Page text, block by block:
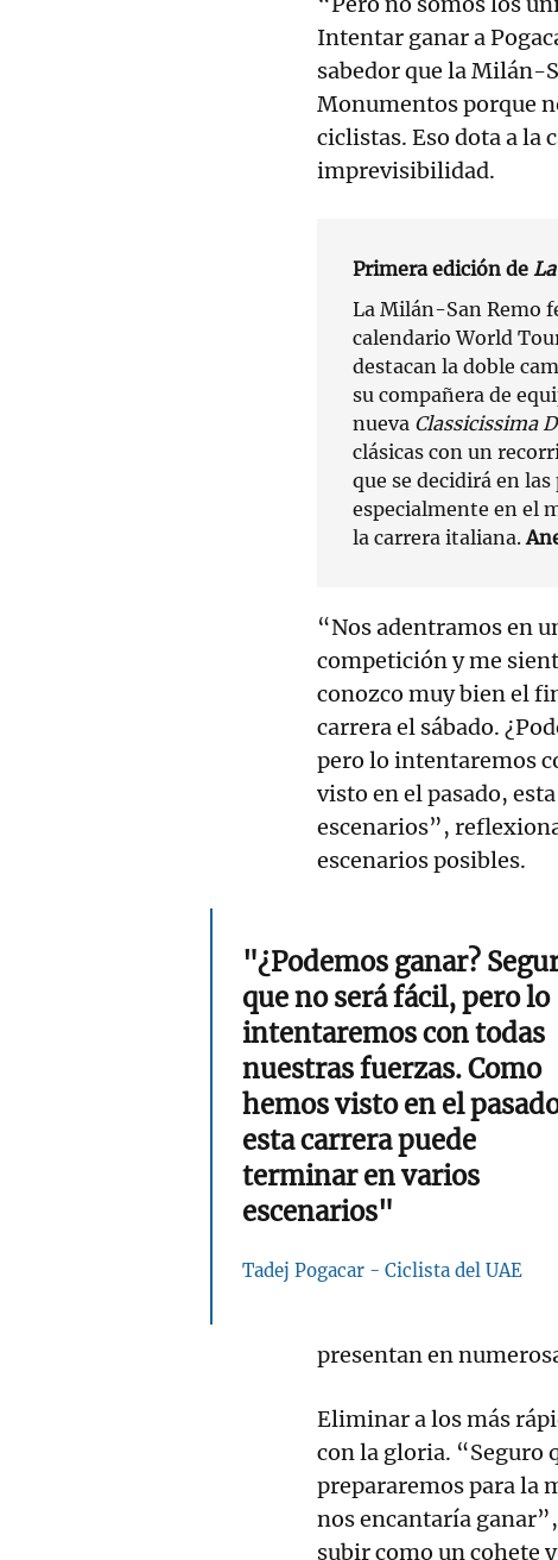
Intentar ganar a
sabedor que la Milán-
Monumentos porque
ciclistas. Eso dota a la
imprevisibilidad.
Primera edición de
La Milán-San Remo
calendario World
destacan la doble
su compañera de
nueva Classicissima
clásicas con un
que se decidirá en
especialmente en el
la carrera italiana.
“Nos adentramos en
competición y me
conozco muy bien el
carrera el sábado.
pero lo intentaremos
visto en el pasado,
escenarios”,
escenarios posibles.
"¿Podemos ganar?
que no será fácil, pero lo
intentaremos con todas
nuestras fuerzas. Como
hemos visto en el
esta carrera puede
terminar en varios
escenarios"
Tadej Pogacar - Ciclista del UAE
presentan en
Eliminar a los más
con la gloria. “Seguro
prepararemos para la
nos encantaría
subir como un cohete